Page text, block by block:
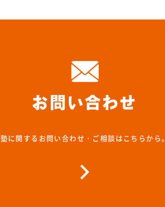
お問い合わせ
塾に関するお問い合わせ・ご相談はこちらから。